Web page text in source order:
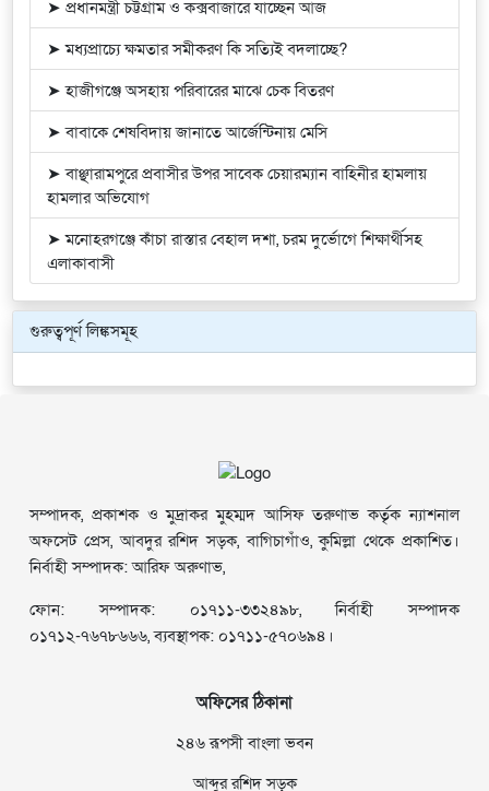
➤ প্রধানমন্ত্রী চট্টগ্রাম ও কক্সবাজারে যাচ্ছেন আজ
➤ মধ্যপ্রাচ্যে ক্ষমতার সমীকরণ কি সত্যিই বদলাচ্ছে?
➤ হাজীগঞ্জে অসহায় পরিবারের মাঝে চেক বিতরণ
➤ বাবাকে শেষবিদায় জানাতে আর্জেন্টিনায় মেসি
➤ বাঞ্ছারামপুরে প্রবাসীর উপর সাবেক চেয়ারম্যান বাহিনীর হামলায়
হামলার অভিযোগ
➤ মনোহরগঞ্জে কাঁচা রাস্তার বেহাল দশা, চরম দুর্ভোগে শিক্ষার্থীসহ
এলাকাবাসী
গুরুত্বপূর্ণ লিঙ্কসমূহ
সম্পাদক, প্রকাশক ও মুদ্রাকর মুহম্মদ আসিফ তরুণাভ কর্তৃক ন্যাশনাল
অফসেট প্রেস, আবদুর রশিদ সড়ক, বাগিচাগাঁও, কুমিল্লা থেকে প্রকাশিত।
নির্বাহী সম্পাদক: আরিফ অরুণাভ,
ফোন: সম্পাদক: ০১৭১১-৩৩২৪৯৮, নির্বাহী সম্পাদক
০১৭১২-৭৬৭৮৬৬৬, ব্যবস্থাপক: ০১৭১১-৫৭০৬৯৪।
অফিসের ঠিকানা
২৪৬ রূপসী বাংলা ভবন
আব্দুর রশিদ সড়ক